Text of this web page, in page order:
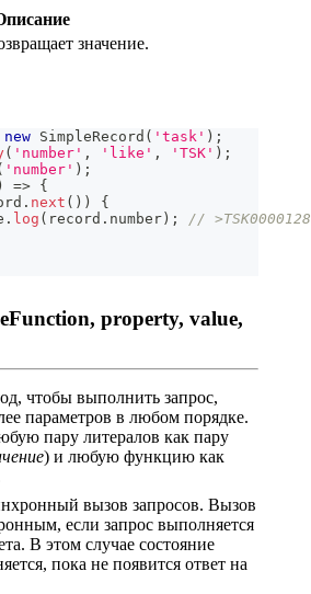
значение.
new SimpleRecord ( 'task' ) ;
( 'number' , 'like' , 'TSK' ) ;
'number' ) ;
=> {
. next ( ) )
{
. log ( record . number) ;
//
property, value,
чтобы выполнить запрос,
параметров в любом порядке.
пару литералов как пару
) и любую функцию как
вызов запросов. Вызов
если запрос выполняется
В этом случае состояние
пока не появится ответ на